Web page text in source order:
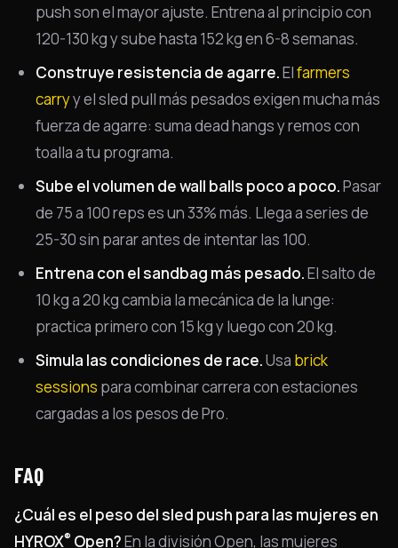
push son el mayor ajuste. Entrena al principio con
120-130 kg y sube hasta 152 kg en 6-8 semanas.
Construye resistencia de agarre.Elfarmers
carryy el sled pull más pesados exigen mucha más
fuerza de agarre: suma dead hangs y remos con
toalla a tu programa.
Sube el volumen de wall balls poco a poco.Pasar
de 75 a 100 reps es un 33% más. Llega a series de
25-30 sin parar antes de intentar las 100.
Entrena con el sandbag más pesado.El salto de
10 kg a 20 kg cambia la mecánica de la lunge:
practica primero con 15 kg y luego con 20 kg.
Simula las condiciones de race.Usa brick
sessions para combinar carrera con estaciones
cargadas a los pesos de Pro.
FAQ
¿Cuál es el peso del sled push para las mujeres en
HYROX® Open?En la división Open, las mujeres